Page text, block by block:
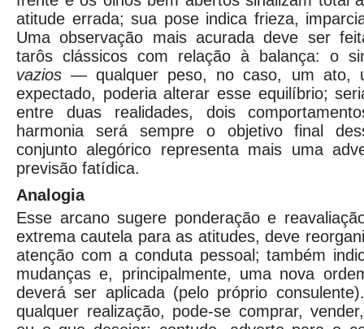
atitude errada; sua pose indica frieza,
Uma observação mais acurada deve ser
tarôs clássicos com relação à balança: o
vazios —qualquer peso, no caso, um ato,
expectado, poderia alterar esse equilíbrio;
entre duas realidades, dois
harmonia será sempre o objetivo final
conjunto alegórico representa mais uma
previsão fatídica.
Analogia
Esse arcano sugere ponderação e
extrema cautela para as atitudes, deve
atenção com a conduta pessoal; também
mudanças e, principalmente, uma nova
deverá ser aplicada (pelo próprio
qualquer realização, pode-se comprar,